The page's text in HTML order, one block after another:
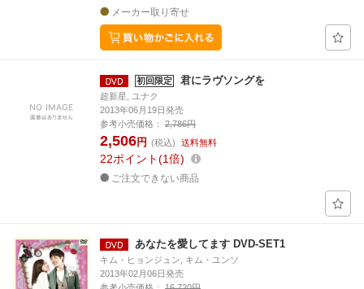
メーカー取り寄せ
初回限定 君にラヴソングを
超新星, ユナク
2013年06月19日発売
参考小売価格：
2,786円
2,506円 (税込) 送料無料
22ポイント 1倍
ご注文できない商品
あなたを愛してます DVD-SET1
キム・ヒョンジュン, キム・ユンソ
2013年02月06日発売